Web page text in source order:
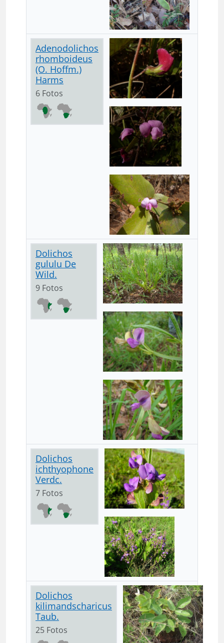
Adenodolichos
rhomboideus
(O. Hoffm.)
Harms
6 Fotos
Dolichos
gululu De
Wild.
9 Fotos
Dolichos
ichthyophone
Verdc.
7 Fotos
Dolichos
kilimandscharicus
Taub.
25 Fotos